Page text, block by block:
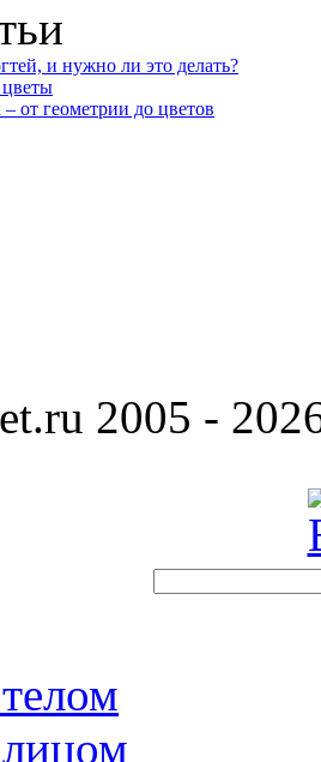
и нужно ли это делать?
от геометрии до цветов
2005 -